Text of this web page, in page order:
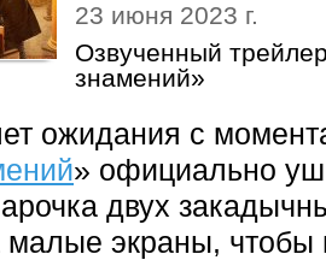
23 июня 2023 г.
Озвученный
знамений»
ожидания с
» официально
двух
малые экраны, чтобы